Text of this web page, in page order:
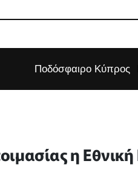
Ποδόσφαιρο Κύπρος
η